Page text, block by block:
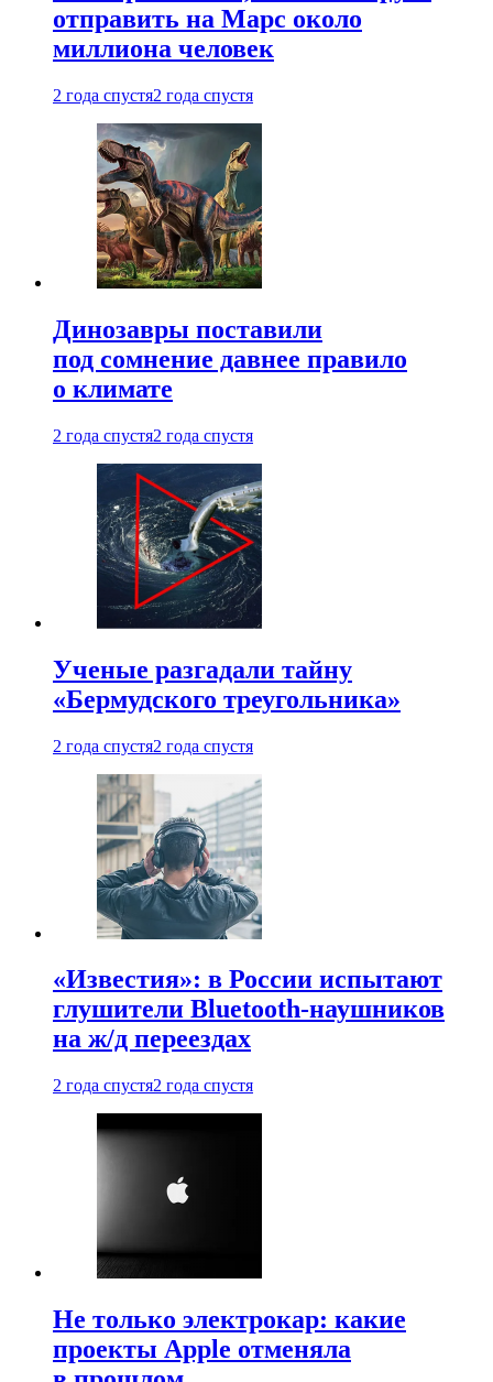
отправить на Марс около
миллиона человек
2 года спустя2 года спустя
Динозавры поставили
под сомнение давнее правило
о климате
2 года спустя2 года спустя
Ученые разгадали тайну
«Бермудского треугольника»
2 года спустя2 года спустя
«Известия»: в России испытают
глушители Bluetooth-наушников
на ж/д переездах
2 года спустя2 года спустя
Не только электрокар: какие
проекты Apple отменяла